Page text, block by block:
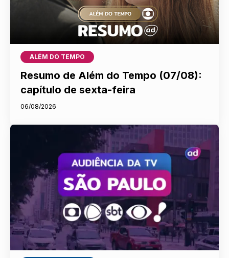
ALÉM DO TEMPO
Resumo de Além do Tempo (07/08):
capítulo de sexta-feira
06/08/2026